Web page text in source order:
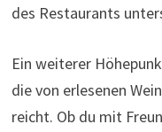
des Restaurants
Ein weiterer
die von erlesenen
reicht. Ob du mit